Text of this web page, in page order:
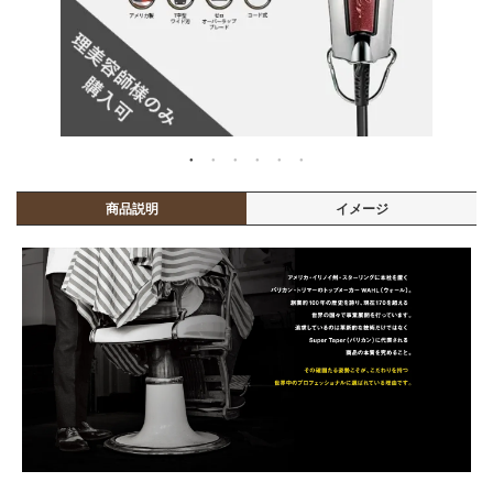
商品説明 イメージ